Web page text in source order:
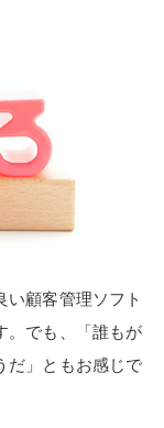
い顧客管理ソフト
。でも、「誰もが
だ」ともお感じで